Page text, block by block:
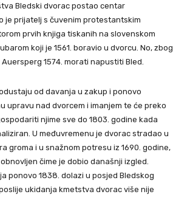
Bledski dvorac postao centar
je prijatelj s čuvenim protestantskim
prvih knjiga tiskanih na slovenskom
koji je 1561. boravio u dvorcu. No, zbog
1574. morati napustiti Bled.
od davanja u zakup i ponovo
upravu nad dvorcem i imanjem te će preko
njime sve do 1803. godine kada
U međuvremenu je dvorac stradao u
groma i u snažnom potresu iz 1690. godine,
čime je dobio današnji izgled.
ponovo 1838. dolazi u posjed Bledskog
ukidanja kmetstva dvorac više nije